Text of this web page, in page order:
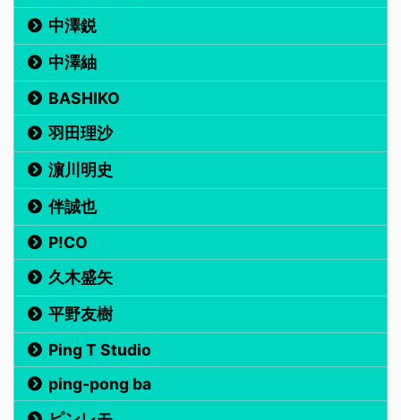
中澤鋭
中澤紬
BASHIKO
羽田理沙
濵川明史
伴誠也
P!CO
久木盛矢
平野友樹
Ping T Studio
ping-pong ba